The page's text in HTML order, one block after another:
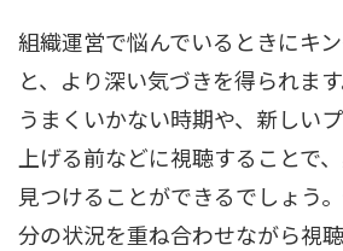
組織運営で悩んでいるときにキ
と、より深い気づきを得られま
うまくいかない時期や、新しい
上げる前などに視聴することで
見つけることができるでしょう
分の状況を重ね合わせながら視